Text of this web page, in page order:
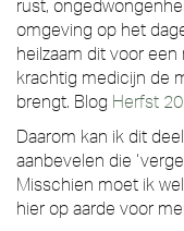
rust,
omgeving op het
heilzaam dit voor
krachtig medicijn de
brengt. Blog Herfst
Daarom kan ik dit
aanbevelen die
Misschien moet ik
hier op aarde voor